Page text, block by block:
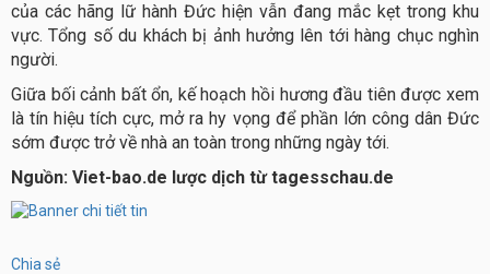
của các hãng lữ hành Đức hiện vẫn đang mắc kẹt trong khu
vực. Tổng số du khách bị ảnh hưởng lên tới hàng chục nghìn
người.
Giữa bối cảnh bất ổn, kế hoạch hồi hương đầu tiên được xem
là tín hiệu tích cực, mở ra hy vọng để phần lớn công dân Đức
sớm được trở về nhà an toàn trong những ngày tới.
Nguồn: Viet-bao.de lược dịch từ tagesschau.de
Chia sẻ